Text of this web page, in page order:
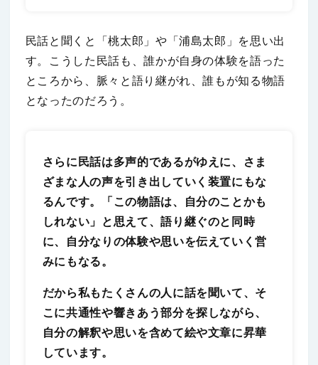
民話と聞くと「桃太郎」や「浦島太郎」を思い出
す。こうした民話も、誰かが自身の体験を語った
ところから、脈々と語り継がれ、誰もが知る物語
となったのだろう。
さらに民話は多声的であるがゆえに、さま
ざまな人の声を引き出していく装置にもな
るんです。「この物語は、自分のことかも
しれない」と思えて、語り継ぐのと同時
に、自分なりの体験や思いを伝えていく営
みにもなる。
だから私もたくさんの人に話を聞いて、そ
こに共通性や響きあう部分を探しながら、
自分の解釈や思いを含めて絵や文章に昇華
しています。